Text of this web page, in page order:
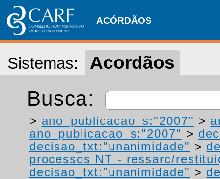
ACÓRDÃOS
Sistemas: Acordãos
Busca:
> ano_publicacao_s:"2007" >
ano_publicacao_s:"2007" >
decisao_txt:"unanimidade" >
processos NT - ressarc/
decisao_txt:"unanimidade" >